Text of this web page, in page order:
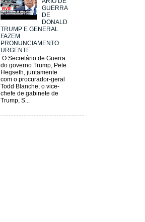
GUERRA
DE
DONALD
TRUMP E GENERAL
FAZEM
PRONUNCIAMENTO
URGENTE
O Secretário de Guerra
do governo Trump, Pete
Hegseth, juntamente
com o procurador-geral
Todd Blanche, o vice-
chefe de gabinete de
Trump, S...